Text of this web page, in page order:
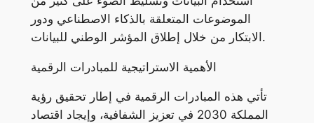
الموضوعات المتعلقة بالذكاء الاصطناعي ودور
الابتكار من خلال إطلاق المؤشر الوطني للبيانات.
الأهمية الاستراتيجية للمبادرات الرقمية
تأتي هذه المبادرات الرقمية في إطار تحقيق رؤية
المملكة 2030 في تعزيز الشفافية، وإيجاد اقتصاد